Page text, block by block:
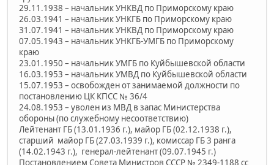
29.11.1938 – начальник УНКВД по Приморскому краю
26.03.1941 – начальник УНКГБ по Приморскому краю
31.07.1941 – начальник УНКВД по Приморскому краю
07.05.1943 – начальник УНКГБ-УМГБ по Приморскому
краю
23.01.1950 – начальник УМГБ по Куйбышевской области
16.03.1953 – начальник УМВД по Куйбышевской области
15.07.1953 – освобожден от занимаемой должности по
постановлению ЦК КПСС № 36/4
24.08.1953 – уволен из МВД в запас Министерства
обороны (по служебному несоответствию)
Лейтенант ГБ (13.01.1936 г.), майор ГБ (02.12.1938 г.),
старший майор ГБ (27.03.1939 г.), комиссар ГБ 3 ранга
(14.02.1943 г.), генерал-лейтенант (09.07.1945 г.)
Постановлением Совета Министров СССР № 2349-1188 сс